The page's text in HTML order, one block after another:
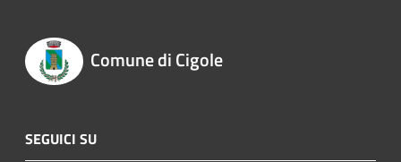
Comune di Cigole
SEGUICI SU